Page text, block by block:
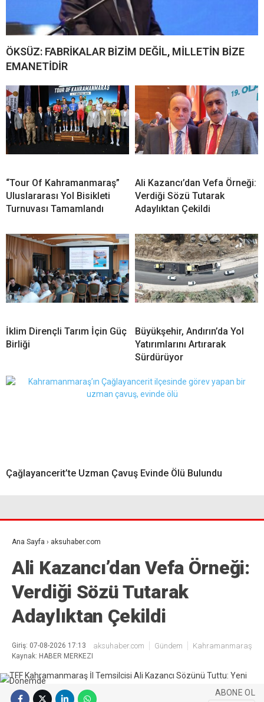
ÖKSÜZ: FABRİKALAR BİZİM DEĞİL, MİLLETİN BİZE
EMANETİDİR
“Tour Of Kahramanmaraş”
Uluslararası Yol Bisikleti
Turnuvası Tamamlandı
Ali Kazancı’dan Vefa Örneği:
Verdiği Sözü Tutarak
Adaylıktan Çekildi
İklim Dirençli Tarım İçin Güç
Birliği
Büyükşehir, Andırın’da Yol
Yatırımlarını Artırarak
Sürdürüyor
Çağlayancerit’te Uzman Çavuş Evinde Ölü Bulundu
Ana Sayfa › aksuhaber.com
Ali Kazancı’dan Vefa Örneği:
Verdiği Sözü Tutarak
Adaylıktan Çekildi
Giriş: 07-08-2026 17:13
Kaynak: HABER MERKEZI
aksuhaber.com Gündem Kahramanmaraş
ABONE OL